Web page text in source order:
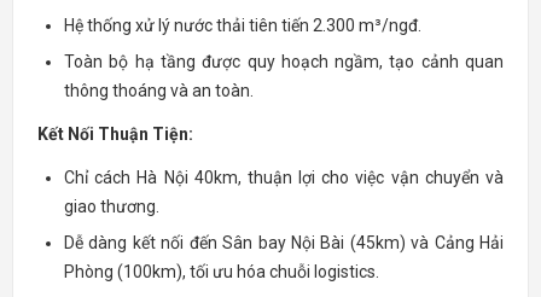
Hệ thống xử lý nước thải tiên tiến 2.300 m³/ngđ.
Toàn bộ hạ tầng được quy hoạch ngầm, tạo cảnh quan
thông thoáng và an toàn.
Kết Nối Thuận Tiện:
Chỉ cách Hà Nội 40km, thuận lợi cho việc vận chuyển và
giao thương.
Dễ dàng kết nối đến Sân bay Nội Bài (45km) và Cảng Hải
Phòng (100km), tối ưu hóa chuỗi logistics.